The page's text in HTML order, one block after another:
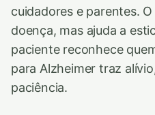
cuidadores e parentes.
doença, mas ajuda a
paciente reconhece
para Alzheimer traz
paciência.